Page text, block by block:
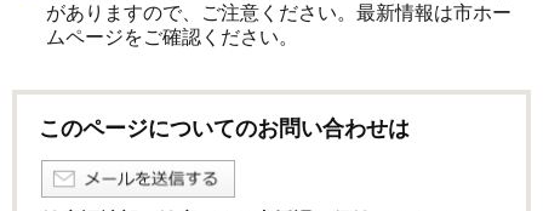
がありますので、ご注意ください。最新情報は市ホー
ムページをご確認ください。
このページについてのお問い合わせは